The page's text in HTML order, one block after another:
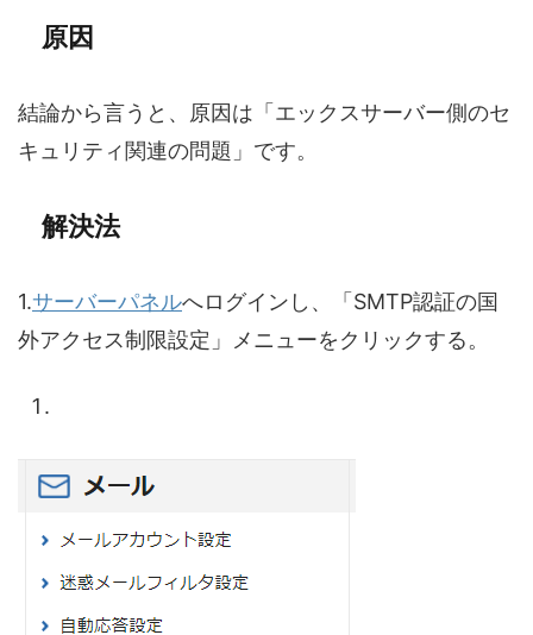
原因
結論から言うと、原因は「エックスサーバー側のセ
キュリティ関連の問題」です。
解決法
1.サーバーパネルへログインし、「SMTP認証の国
外アクセス制限設定」メニューをクリックする。